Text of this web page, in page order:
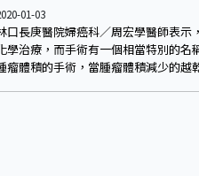
01-03
口長庚醫院婦癌科／周宏學醫師表示
學治療，而手術有一個相當特別的名
瘤體積的手術，當腫瘤體積減少的越